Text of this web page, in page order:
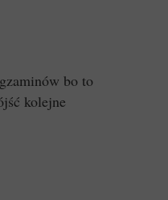
bo to
kolejne